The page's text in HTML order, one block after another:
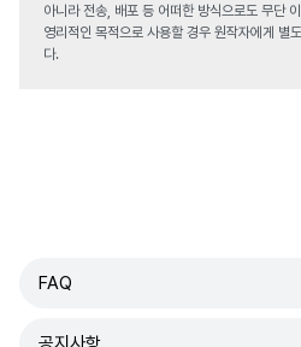
아니라 전송, 배포 등 어떠한 방식으로도 무단
영리적인 목적으로 사용할 경우 원작자에게 별
다.
FAQ